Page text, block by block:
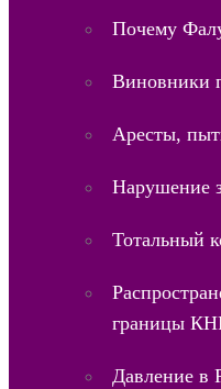
Почему
Виновники
Аресты,
Нарушение
Тотальный
границы
Давление в